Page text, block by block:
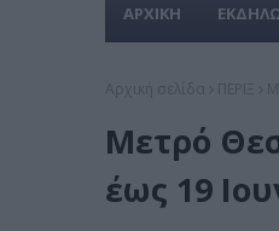
ΑΡΧΙΚΗ
Μετρό
έως 19